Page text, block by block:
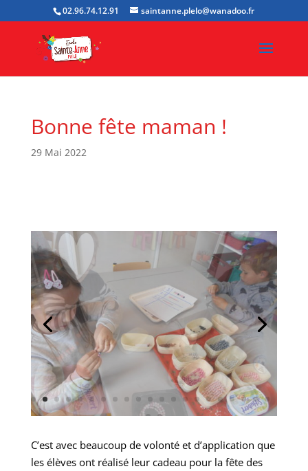
02.96.74.12.91 saintanne.plelo@wanadoo.fr
Bonne fête maman !
29 Mai 2022
C’est avec beaucoup de volonté et d’application que
les élèves ont réalisé leur cadeau pour la fête des